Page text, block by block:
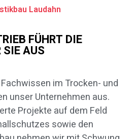
Laudahn
FÜHRT DIE
SIE AUS
im Trocken- und
unser Unternehmen aus.
Projekte auf dem Feld
sowie den